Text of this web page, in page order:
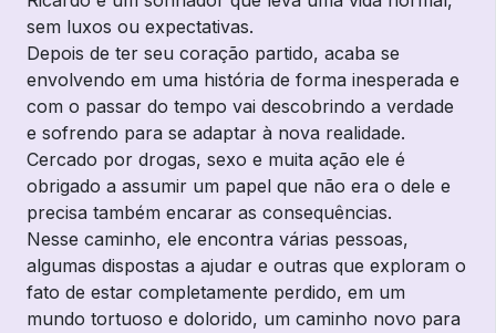
sem luxos ou expectativas.
Depois de ter seu coração partido, acaba se
envolvendo em uma história de forma inesperada e
com o passar do tempo vai descobrindo a verdade
e sofrendo para se adaptar à nova realidade.
Cercado por drogas, sexo e muita ação ele é
obrigado a assumir um papel que não era o dele e
precisa também encarar as consequências.
Nesse caminho, ele encontra várias pessoas,
algumas dispostas a ajudar e outras que exploram o
fato de estar completamente perdido, em um
mundo tortuoso e dolorido, um caminho novo para